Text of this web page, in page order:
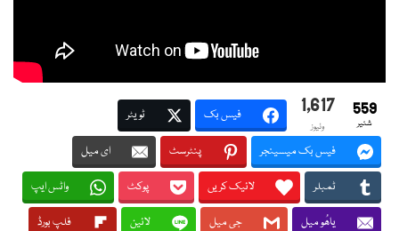
559
شئیر
1,617
وئیوز
فیس بک ٹویٹر
فیس بک میسینجر پنٹرسٹ ای میل
ٹمبلر لائیک کریں پوکٹ واٹس ایپ
یاھُو میل جی میل لائین فلپ بورڈ